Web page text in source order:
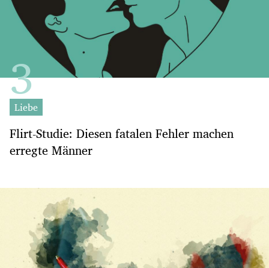
Liebe
Flirt-Studie: Diesen fatalen Fehler machen
erregte Männer